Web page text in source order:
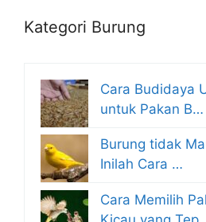
Kategori Burung
Cara Budidaya
untuk Pakan B…
Burung tidak
Inilah Cara …
Cara Memilih